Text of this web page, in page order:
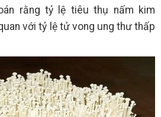
rằng tỷ lệ tiêu thụ nấm kim
với tỷ lệ tử vong ung thư thấp